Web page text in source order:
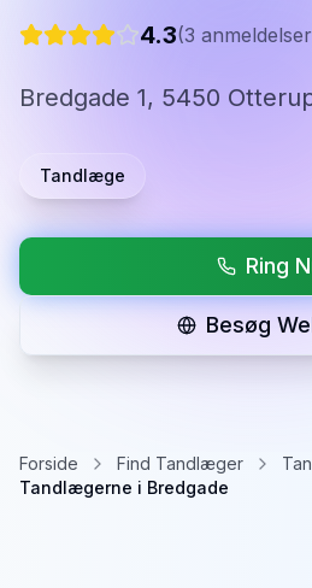
4.3(3
Bredgade 1, 5450
Tandlæge
Ring
Besøg
Forside Find Tandlæger
Tandlægerne i Bredgade